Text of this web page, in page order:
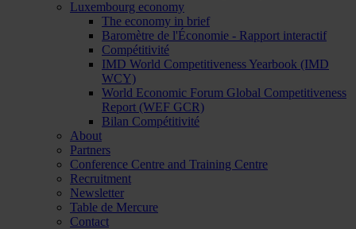
Luxembourg economy
The economy in brief
Baromètre de l'Économie - Rapport interactif
Compétitivité
IMD World Competitiveness Yearbook (IMD
WCY)
World Economic Forum Global Competitiveness
Report (WEF GCR)
Bilan Compétitivité
About
Partners
Conference Centre and Training Centre
Recruitment
Newsletter
Table de Mercure
Contact